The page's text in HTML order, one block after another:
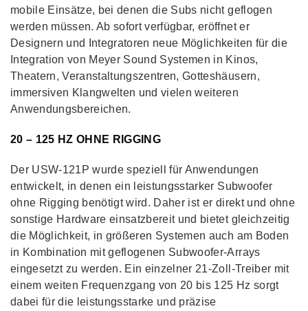
mobile Einsätze, bei denen die Subs nicht geflogen
werden müssen. Ab sofort verfügbar, eröffnet er
Designern und Integratoren neue Möglichkeiten für die
Integration von Meyer Sound Systemen in Kinos,
Theatern, Veranstaltungszentren, Gotteshäusern,
immersiven Klangwelten und vielen weiteren
Anwendungsbereichen.
20 – 125 HZ OHNE RIGGING
Der USW-121P wurde speziell für Anwendungen
entwickelt, in denen ein leistungsstarker Subwoofer
ohne Rigging benötigt wird. Daher ist er direkt und ohne
sonstige Hardware einsatzbereit und bietet gleichzeitig
die Möglichkeit, in größeren Systemen auch am Boden
in Kombination mit geflogenen Subwoofer-Arrays
eingesetzt zu werden. Ein einzelner 21-Zoll-Treiber mit
einem weiten Frequenzgang von 20 bis 125 Hz sorgt
dabei für die leistungsstarke und präzise